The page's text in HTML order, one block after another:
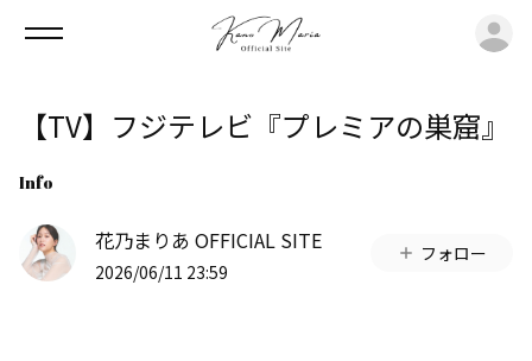
【TV】フジテレビ『プレミアの巣窟』
Info
花乃まりあ OFFICIAL SITE
2026/06/11 23:59
フォロー